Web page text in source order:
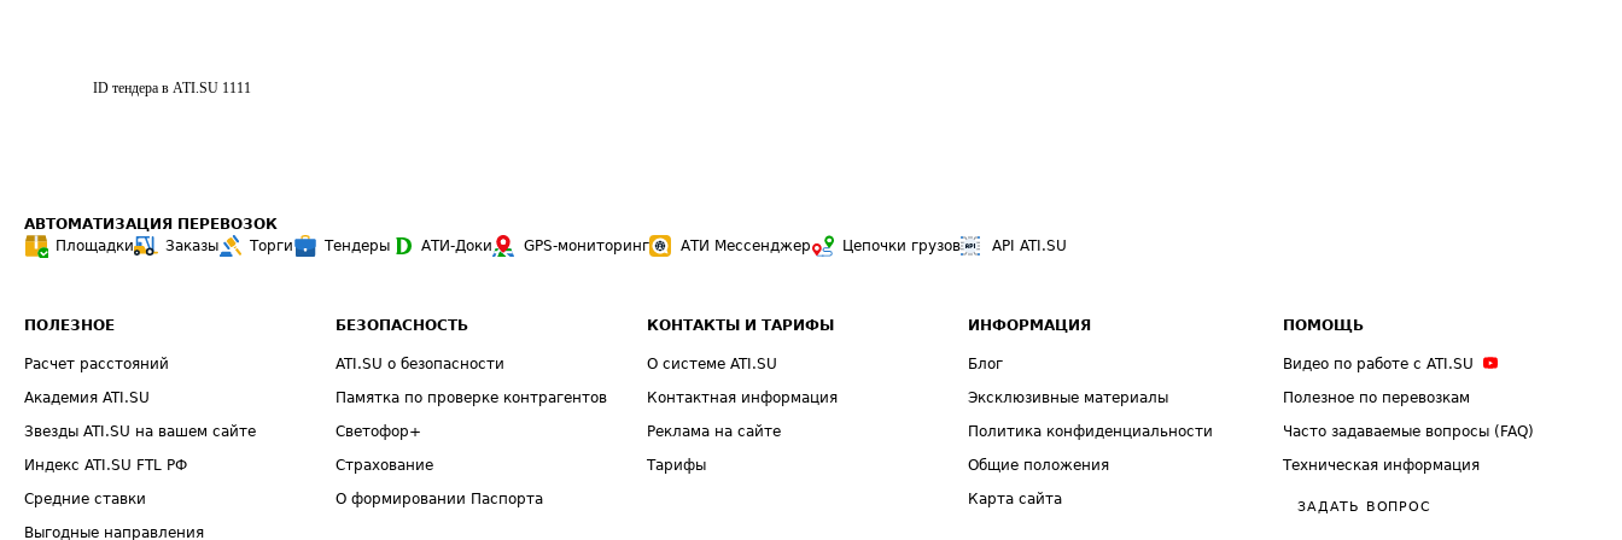
ID тендера в ATI.SU 1111
АВТОМАТИЗАЦИЯ ПЕРЕВОЗОК
Площадки
Заказы Торги Тендеры АТИ-Доки GPS-мониторинг АТИ Мессенджер Цепочки грузов API ATI.SU
ПОЛЕЗНОЕ
Расчет расстояний
Академия ATI.SU
Звезды ATI.SU на вашем сайте
Индекс ATI.SU FTL РФ
Средние ставки
Выгодные направления
БЕЗОПАСНОСТЬ
ATI.SU о безопасности
Памятка по проверке контрагентов
Светофор+
Страхование
О формировании Паспорта
КОНТАКТЫ И ТАРИФЫ
О системе ATI.SU
Контактная информация
Реклама на сайте
Тарифы
ИНФОРМАЦИЯ
Блог
Эксклюзивные материалы
Политика конфиденциальности
Общие положения
Карта сайта
ПОМОЩЬ
Видео по работе с ATI.SU
Полезное по перевозкам
Часто задаваемые вопросы (FAQ)
Техническая информация
ЗАДАТЬ ВОПРОС